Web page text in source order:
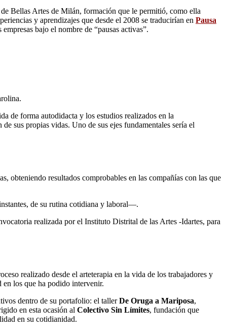
Bellas Artes de Milán, formación que le permitió, como ella
y aprendizajes que desde el 2008 se traducirían en Pausa
bajo el nombre de “pausas activas”.
de forma autodidacta y los estudios realizados en la
sus propias vidas. Uno de sus ejes fundamentales sería el
obteniendo resultados comprobables en las compañías con las que
de su rutina cotidiana y laboral―.
realizada por el Instituto Distrital de las Artes -Idartes, para
realizado desde el arteterapia en la vida de los trabajadores y
en los que ha podido intervenir.
dentro de su portafolio: el tallerDe Oruga a Mariposa,
en esta ocasión al Colectivo Sin Límites, fundación que
en su cotidianidad.